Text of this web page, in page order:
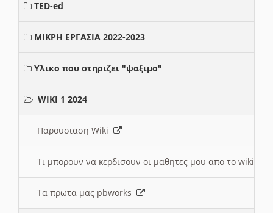
TED-ed
ΜΙΚΡΗ ΕΡΓΑΣΙΑ 2022-2023
Υλικο που στηριζει "ψαξιμο"
WIKI 1 2024
Παρουσιαση Wiki
Τι μπορουν να κερδισουν οι μαθητες μου απο το wiki
Τα πρωτα μας pbworks